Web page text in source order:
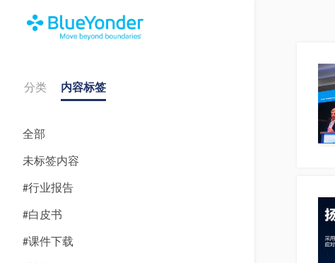
分类 内容标签
全部
未标签内容
#行业报告
#白皮书
#课件下载